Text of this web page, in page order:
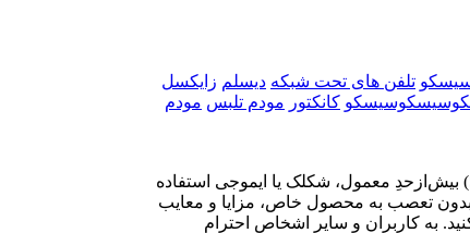
تلفن های تحت شبکه دیسلم زایکسل
کانکتور مودم تلبس مودم
لطفا پیش از ارسال نظر، خلاصه قوانین زیر را مطالعه کنید: فارسی بنویسید و از کیبورد فارسی استفاده کنید. بهتر است از فضای خالی (Space) بیش‌از‌حدِ معمول، شکلک یا ایموجی استفاده
بدون تعصب به محصول خاص، مزایا و معایب
به کاربران و سایر اشخاص احترام